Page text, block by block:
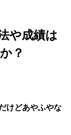
や成績は
？
けどあやふやな